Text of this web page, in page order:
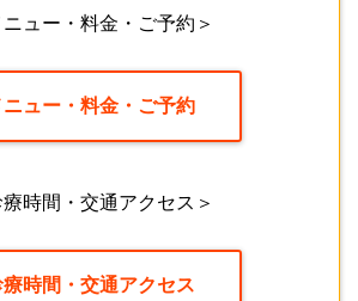
ニュー・料金・ご予約＞
ニュー・料金・ご予約
療時間・交通アクセス＞
療時間・交通アクセス